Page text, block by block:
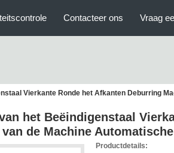
Contacteer ons Vraag
Vierkante Ronde het Afkanten Deburring
het Beëindigenstaal
de Machine
Productdetails: